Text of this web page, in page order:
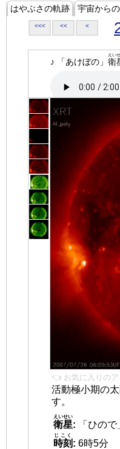
はやぶさの軌跡 宇宙から
<<< << <
♪ 「あけぼの」 衛
えい
👈 お気に入りのア
活動極小期の
す。
衛星
えいせい
:
「ひので
時刻
じこく
: 6時5分